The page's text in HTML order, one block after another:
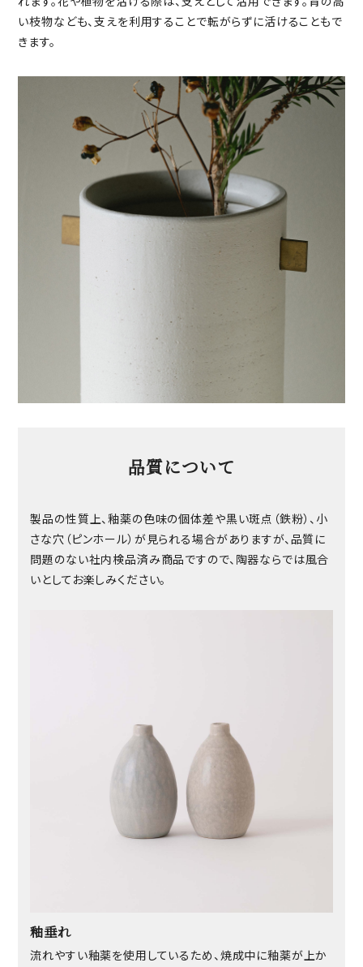
い枝物なども、支えを利用することで転がらずに活けることもで
きます。
品質について
製品の性質上、釉薬の色味の個体差や黒い斑点（鉄粉）、小
さな穴（ピンホール）が見られる場合がありますが、品質に
問題のない社内検品済み商品ですので、陶器ならでは風合
いとしてお楽しみください。
釉垂れ
流れやすい釉薬を使用しているため、焼成中に釉薬が上か